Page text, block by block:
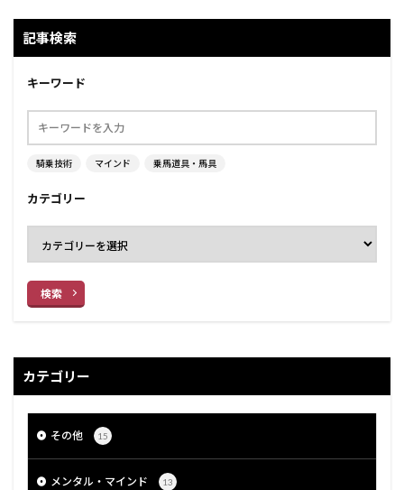
記事検索
キーワード
騎乗技術 マインド 乗馬道具・馬具
カテゴリー
検索
カテゴリー
その他 15
メンタル・マインド 13